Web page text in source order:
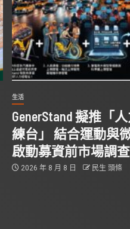
生活
GenerStand 擬推「
練台」 結合運動與
啟動募資前市場調查
2026 年 8 月 8 日 民生 頭條